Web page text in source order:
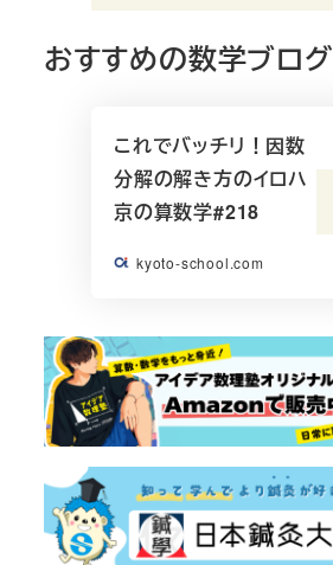
おすすめの数学ブログ
これでバッチリ！因数
分解の解き方のイロハ
京の算数学#218
kyoto-school.com